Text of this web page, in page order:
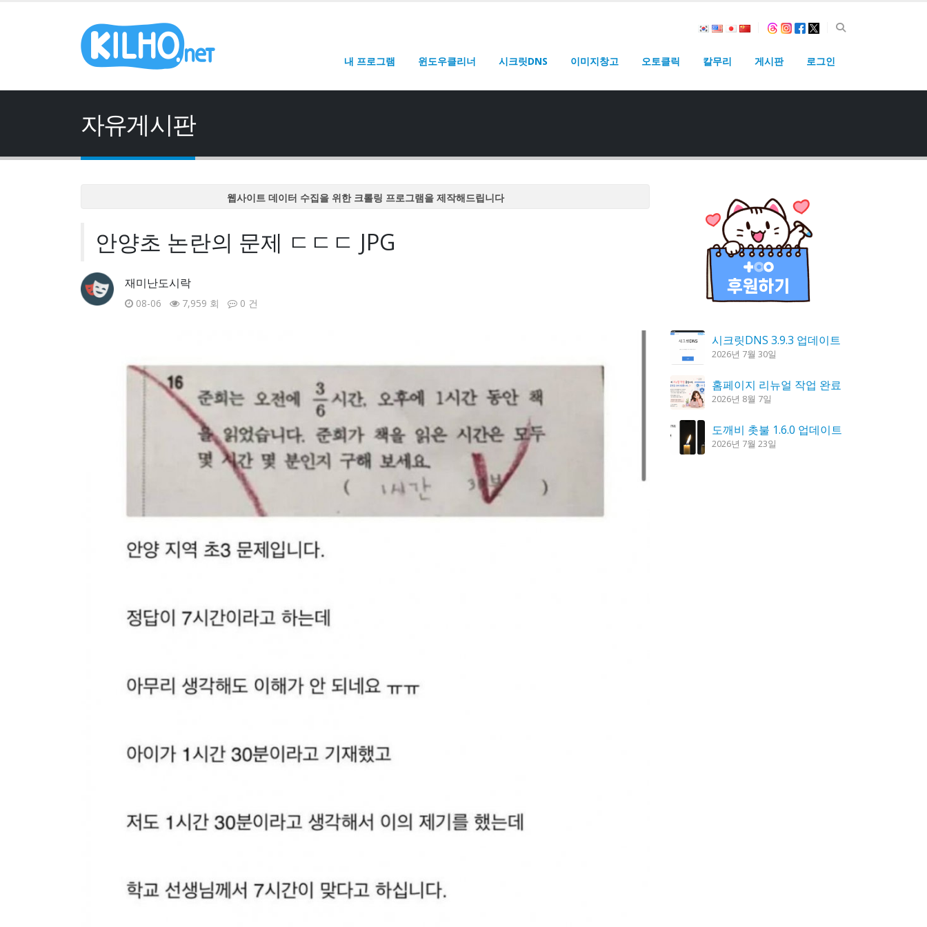
내 프로그램 윈도우클리너 시크릿DNS 이미지창고 오토클릭 칼무리 게시판 로그인
자유게시판
웹사이트 데이터 수집을 위한 크롤링 프로그램을 제작해드립니다
웹사이트 데이터 수집을 위한 크롤링 프로그램을 제작해드립니다
안양초 논란의 문제 ㄷㄷㄷ JPG
재미난도시락
08-06 7,959 회 0 건
시크릿DNS 3.9.3 업데이트
2026년 7월 30일
홈페이지 리뉴얼 작업 완료
2026년 8월 7일
도깨비 촛불 1.6.0 업데이트
2026년 7월 23일